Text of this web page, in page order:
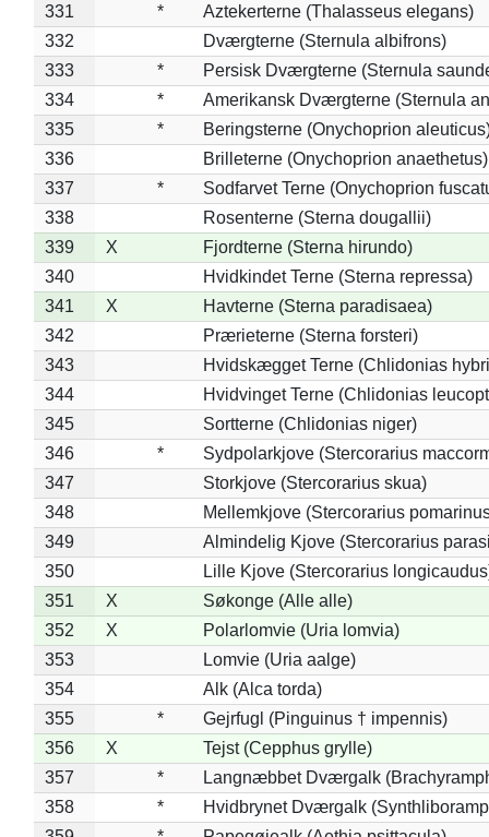
331
*
Aztekerterne (Thalasseus elegans)
332
Dværgterne (Sternula albifrons)
333
*
Persisk Dværgterne (Sternula
334
*
Amerikansk Dværgterne (Sternula
335
*
Beringsterne (Onychoprion
336
Brilleterne (Onychoprion anaethetus)
337
*
Sodfarvet Terne (Onychoprion
338
Rosenterne (Sterna dougallii)
339
X
Fjordterne (Sterna hirundo)
340
Hvidkindet Terne (Sterna repressa)
341
X
Havterne (Sterna paradisaea)
342
Prærieterne (Sterna forsteri)
343
Hvidskægget Terne (Chlidonias
344
Hvidvinget Terne (Chlidonias
345
Sortterne (Chlidonias niger)
346
*
Sydpolarkjove (Stercorarius
347
Storkjove (Stercorarius skua)
348
Mellemkjove (Stercorarius
349
Almindelig Kjove (Stercorarius
350
Lille Kjove (Stercorarius
351
X
Søkonge (Alle alle)
352
X
Polarlomvie (Uria lomvia)
353
Lomvie (Uria aalge)
354
Alk (Alca torda)
355
*
Gejrfugl (Pinguinus † impennis)
356
X
Tejst (Cepphus grylle)
357
*
Langnæbbet Dværgalk
358
*
Hvidbrynet Dværgalk